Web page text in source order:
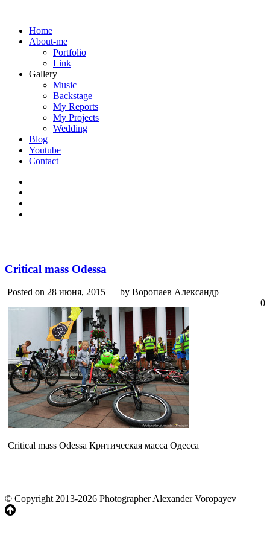
Home
About-me
Portfolio
Link
Gallery
Music
Backstage
My Reports
My Projects
Wedding
Blog
Youtube
Contact
Critical mass Odessa
Posted on 28 июня, 2015
by Воропаев Александр
0
Critical mass Odessa Критическая масса Одесса
© Copyright 2013-2026 Photographer Alexander Voropayev